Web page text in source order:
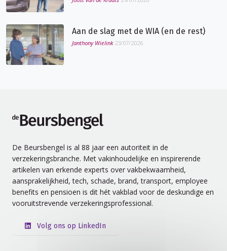
Aan de slag met de WIA (en de rest)
Janthony Wielink 23/07/2026
De Beursbengel is al 88 jaar een autoriteit in de
verzekeringsbranche. Met vakinhoudelijke en inspirerende
artikelen van erkende experts over vakbekwaamheid,
aansprakelijkheid, tech, schade, brand, transport, employee
benefits en pensioen is dit hét vakblad voor de deskundige en
vooruitstrevende verzekeringsprofessional.
Volg ons op LinkedIn